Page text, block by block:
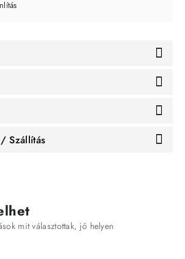
Szállítás
mit választottak, jó helyen